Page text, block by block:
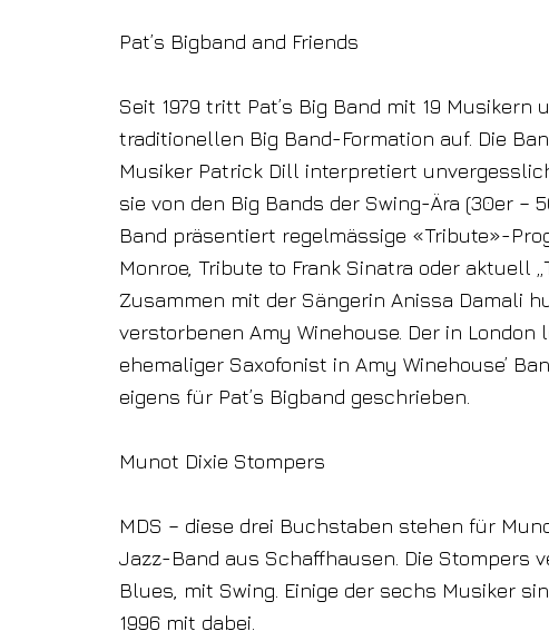
Pat’s Bigband and Friends
Seit 1979 tritt Pat’s Big Band mit 19 Musikern
traditionellen Big Band-Formation auf. Die
Musiker Patrick Dill interpretiert
sie von den Big Bands der Swing-Ära (30er –
Band präsentiert regelmässige «Tribute»-
Monroe, Tribute to Frank Sinatra oder aktuell
Zusammen mit der Sängerin Anissa Damali
verstorbenen Amy Winehouse. Der in London
ehemaliger Saxofonist in Amy Winehouse’
eigens für Pat’s Bigband geschrieben.
Munot Dixie Stompers
MDS – diese drei Buchstaben stehen für
Jazz-Band aus Schaffhausen. Die Stompers
Blues, mit Swing. Einige der sechs Musiker
1996 mit dabei.